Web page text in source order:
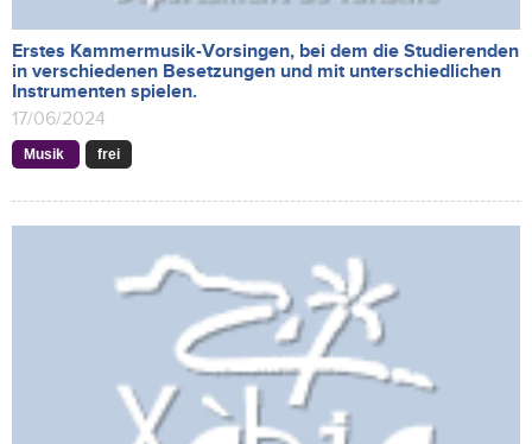
Erstes Kammermusik-Vorsingen, bei dem die Studierenden
in verschiedenen Besetzungen und mit unterschiedlichen
Instrumenten spielen.
17/06/2024
Musik frei